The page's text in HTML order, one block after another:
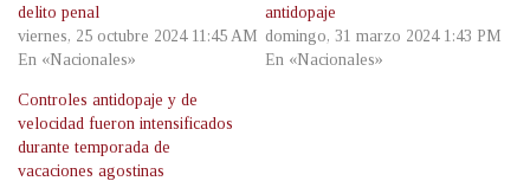
delito penal
viernes, 25 octubre 2024 11:45 AM
En «Nacionales»
antidopaje
domingo, 31 marzo 2024 1:43 PM
En «Nacionales»
Controles antidopaje y de
velocidad fueron intensificados
durante temporada de
vacaciones agostinas